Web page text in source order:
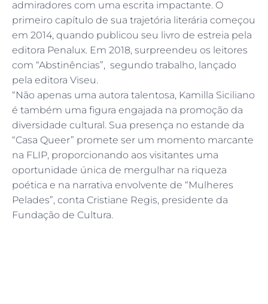
admiradores com uma escrita impactante. O
primeiro capítulo de sua trajetória literária começou
em 2014, quando publicou seu livro de estreia pela
editora Penalux. Em 2018, surpreendeu os leitores
com “Abstinências”, segundo trabalho, lançado
pela editora Viseu.
“Não apenas uma autora talentosa, Kamilla Siciliano
é também uma figura engajada na promoção da
diversidade cultural. Sua presença no estande da
“Casa Queer” promete ser um momento marcante
na FLIP, proporcionando aos visitantes uma
oportunidade única de mergulhar na riqueza
poética e na narrativa envolvente de “Mulheres
Pelades”, conta Cristiane Regis, presidente da
Fundação de Cultura.